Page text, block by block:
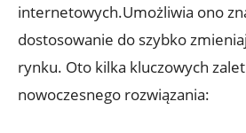
internetowych.Umożliwia ono
dostosowanie ⁢do ​szybko
rynku. Oto ⁢kilka kluczowych
nowoczesnego rozwiązania: